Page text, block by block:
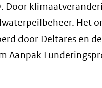
Het
door Deltares en